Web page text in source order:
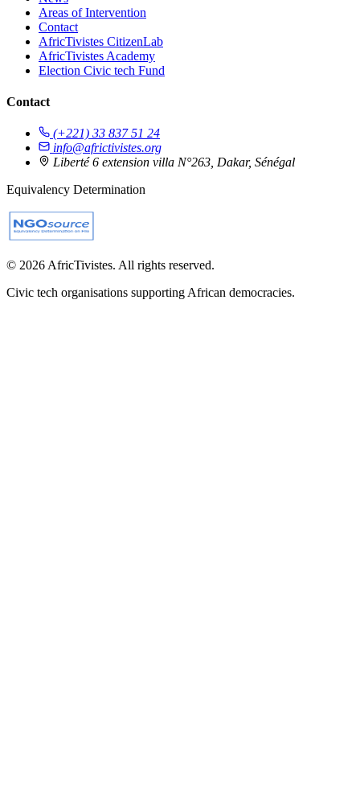
Areas of Intervention
Contact
AfricTivistes CitizenLab
AfricTivistes Academy
Election Civic tech Fund
Contact
(+221) 33 837 51 24
info@africtivistes.org
Liberté 6 extension villa N°263, Dakar, Sénégal
Equivalency Determination
© 2026 AfricTivistes. All rights reserved.
Civic tech organisations supporting African democracies.